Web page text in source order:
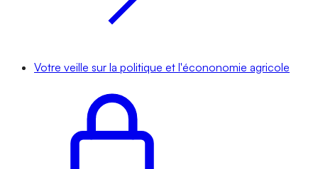
Votre veille sur la politique et l'écononomie agricole